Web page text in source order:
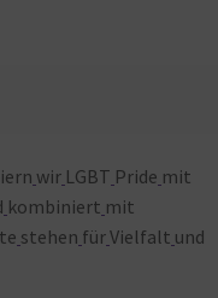
wir LGBT Pride mit
kombiniert mit
stehen fürVielfalt und